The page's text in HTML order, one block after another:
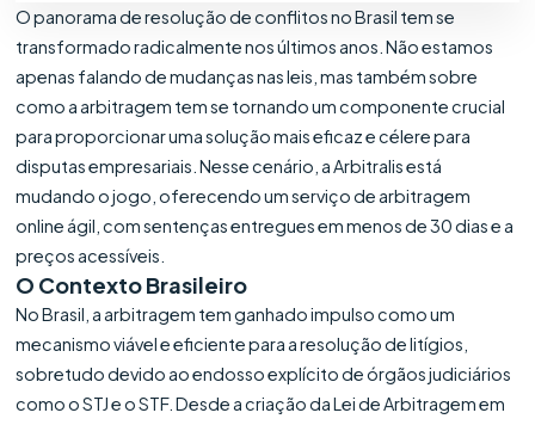
O panorama de resolução de conflitos no Brasil tem se
transformado radicalmente nos últimos anos. Não estamos
apenas falando de mudanças nas leis, mas também sobre
como a arbitragem tem se tornando um componente crucial
para proporcionar uma solução mais eficaz e célere para
disputas empresariais. Nesse cenário, a Arbitralis está
mudando o jogo, oferecendo um serviço de arbitragem
online ágil, com sentenças entregues em menos de 30 dias e a
preços acessíveis.
O Contexto Brasileiro
No Brasil, a arbitragem tem ganhado impulso como um
mecanismo viável e eficiente para a resolução de litígios,
sobretudo devido ao endosso explícito de órgãos judiciários
como o STJ e o STF. Desde a criação da Lei de Arbitragem em